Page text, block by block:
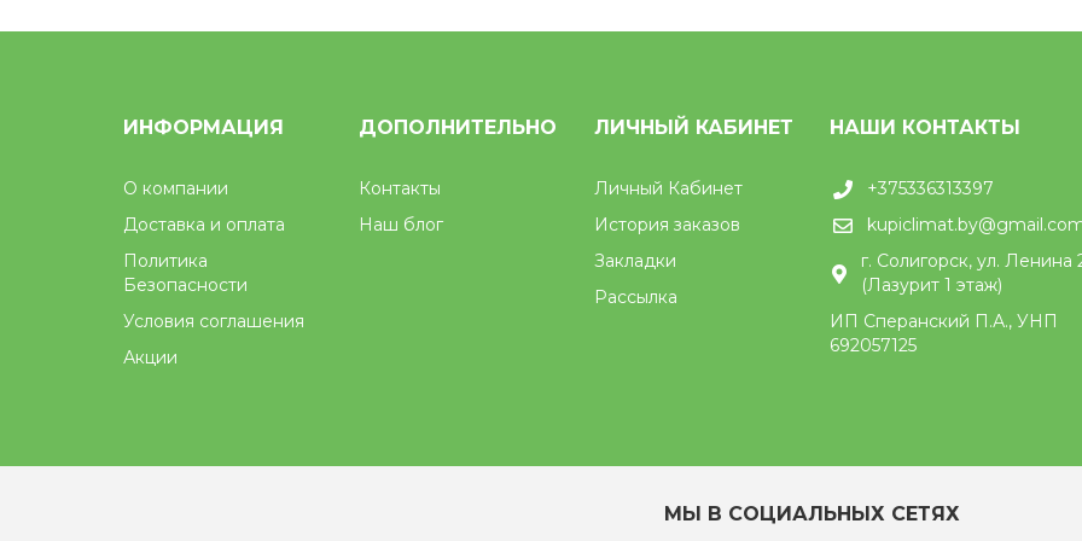
ИНФОРМАЦИЯ
О компании
Доставка и оплата
Политика
Безопасности
Условия соглашения
Акции
ДОПОЛНИТЕЛЬНО
Контакты
Наш блог
ЛИЧНЫЙ КАБИНЕТ
Личный Кабинет
История заказов
Закладки
Рассылка
НАШИ КОНТАКТЫ
+375336313397
г. Солигорск, ул. Ленина
(Лазурит 1 этаж)
ИП Сперанский П.А., УНП
692057125
МЫ В СОЦИАЛЬНЫХ СЕТЯХ